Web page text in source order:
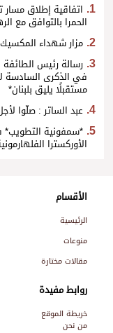
اتفاقية إطلاق
الحمرا بالتوافق مع
مزار شهداء
رسالة رئيس الطائفة
في الذكرى السادسة
مستقبلًا يليق بلبنان*
عبد الساتر : صلّوا
*سمفونية التطويب*
الأوركسترا
الأقسام
الرئيسية
منوعات
مقالات مختارة
روابط مفيدة
خريطة الموقع
من نحن